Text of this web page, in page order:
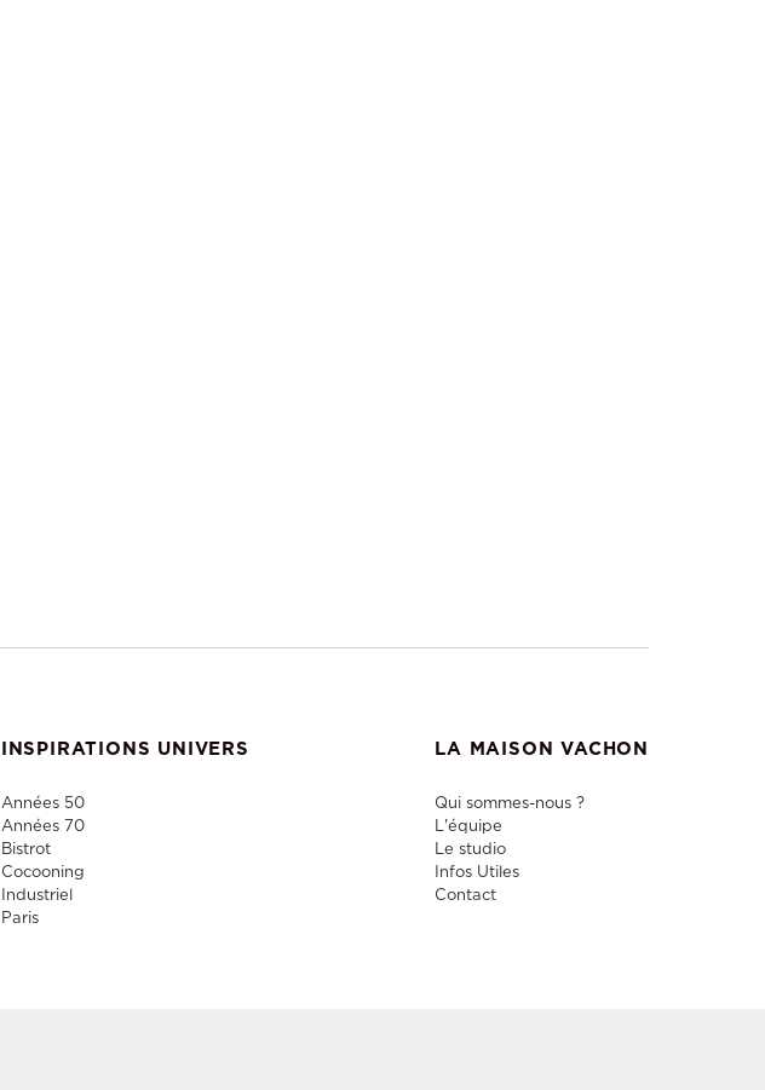
INSPIRATIONS UNIVERS
Années 50
Années 70
Bistrot
Cocooning
Industriel
Paris
LA MAISON VACHON
Qui sommes-nous ?
L'équipe
Le studio
Infos Utiles
Contact